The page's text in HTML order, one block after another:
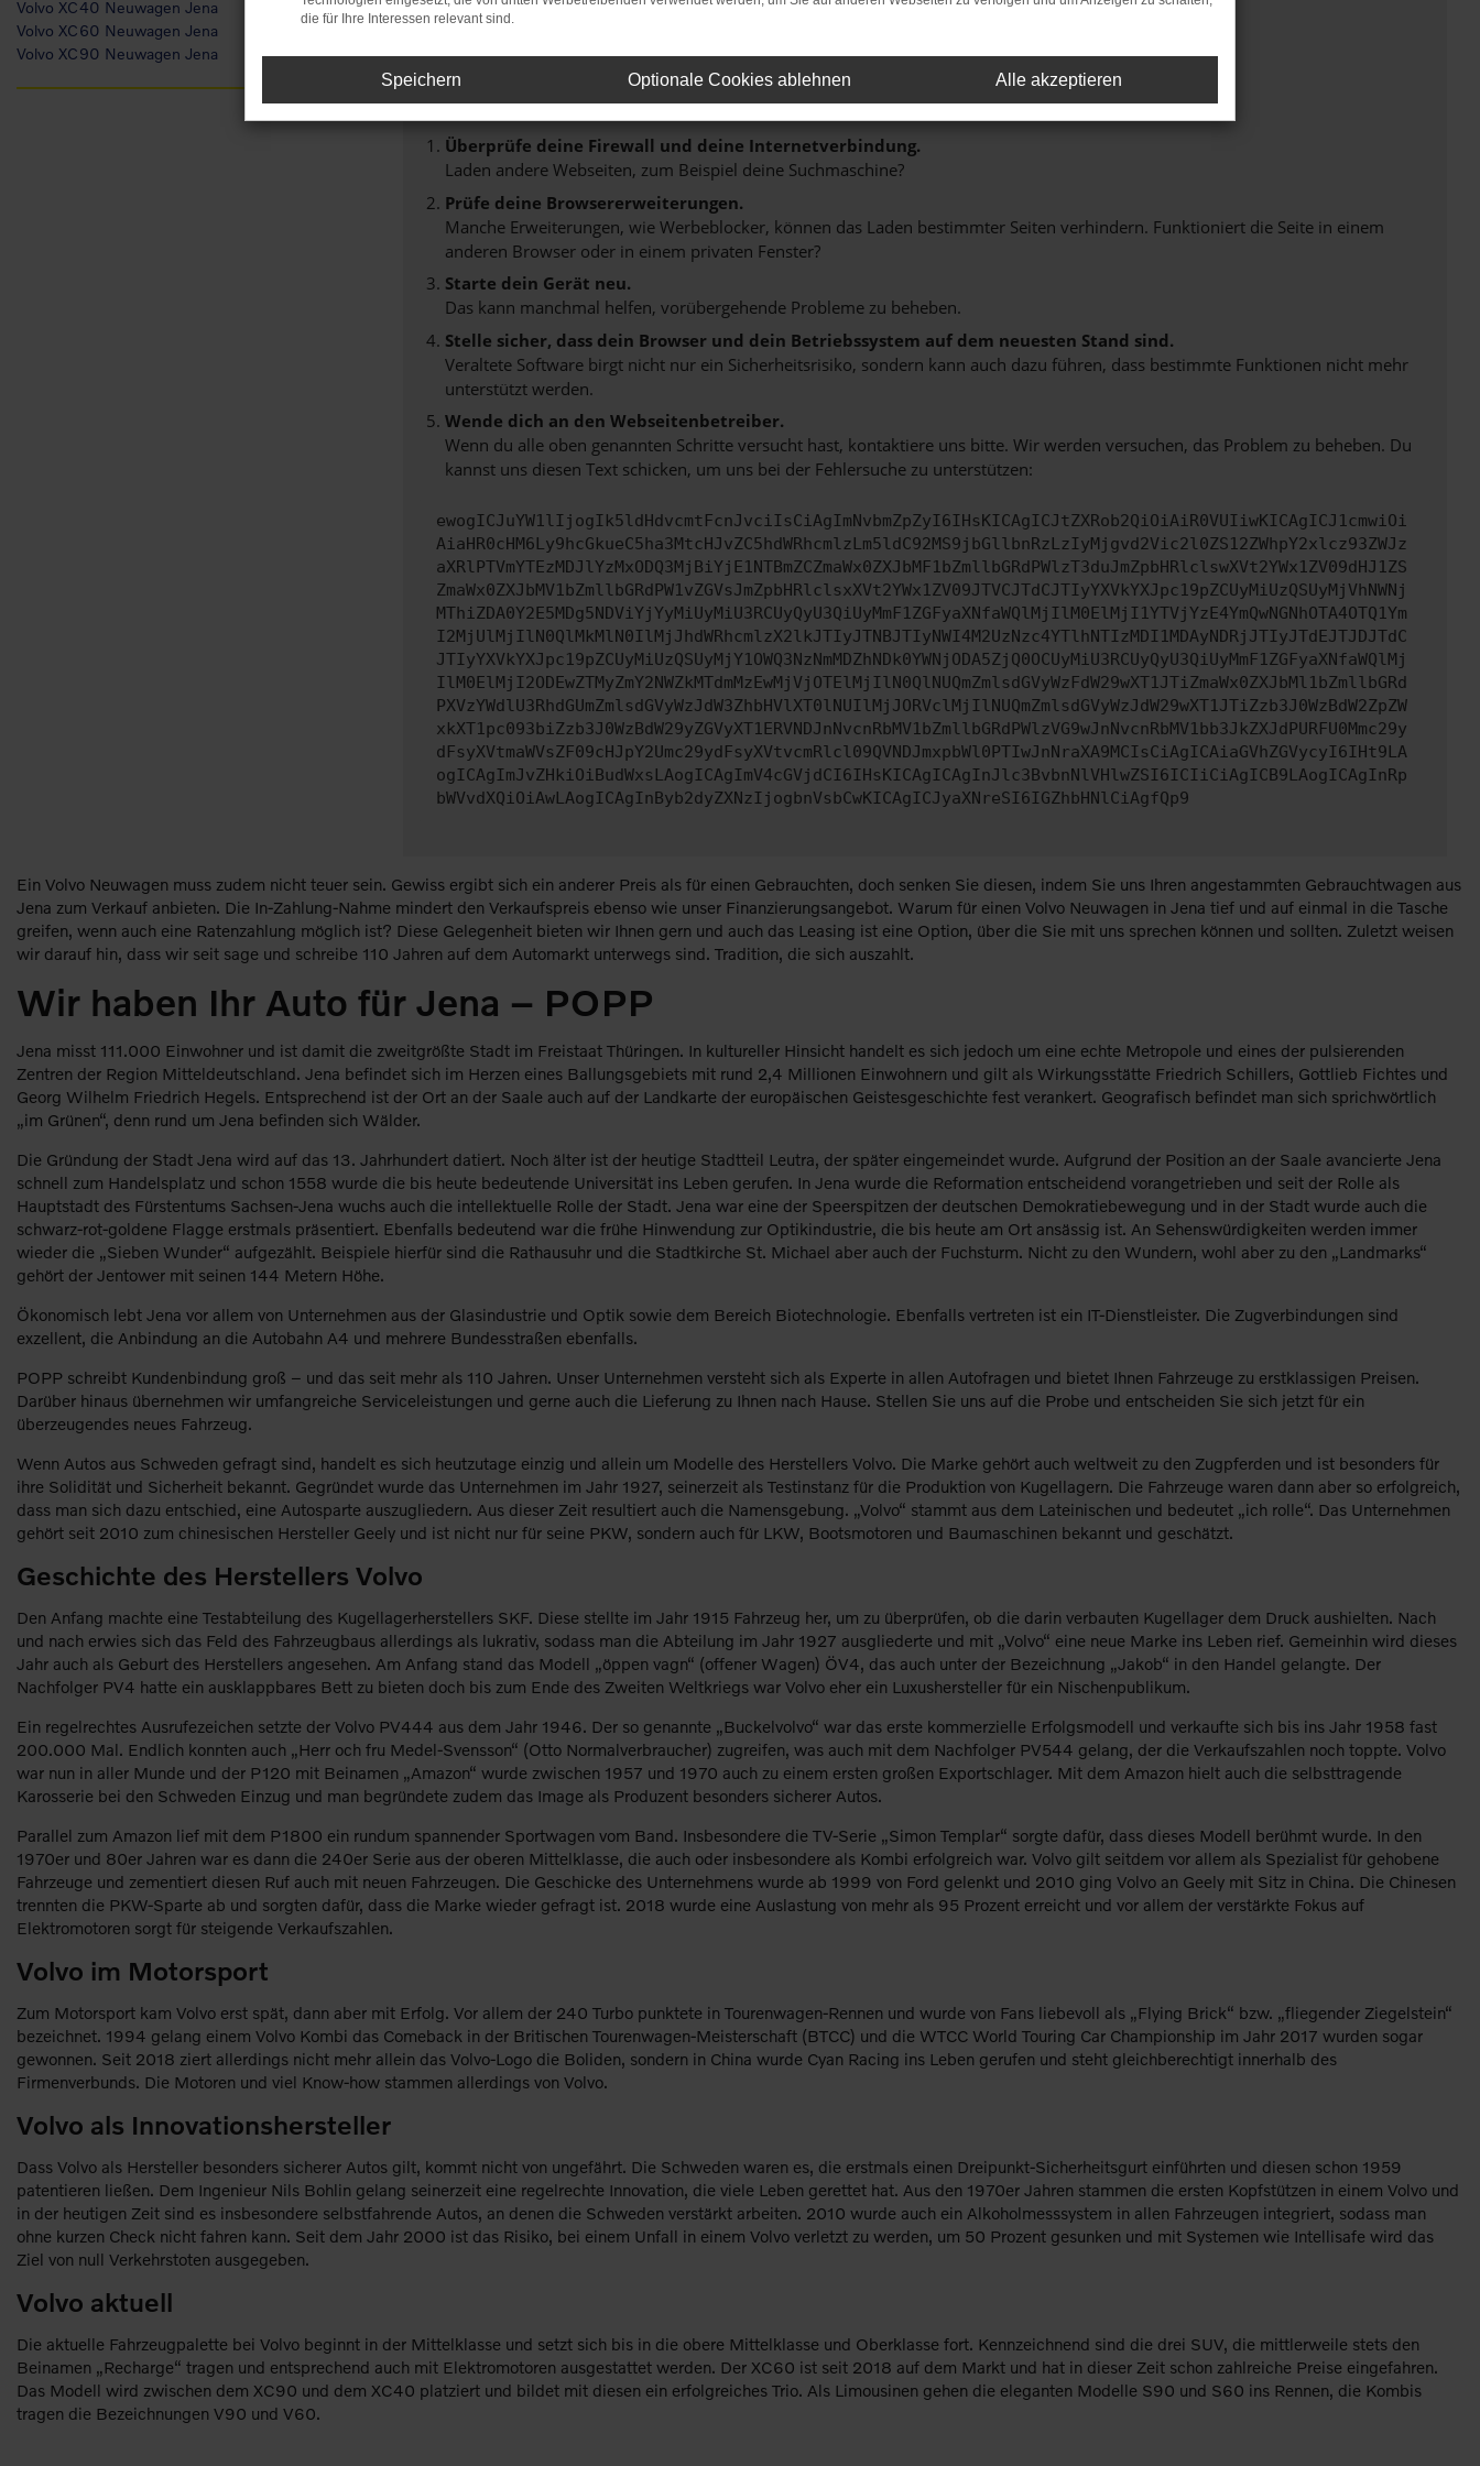
Volvo XC40 Neuwagen Jena
Volvo XC60 Neuwagen Jena
Volvo XC90 Neuwagen Jena
Fehler: Network Error
Beim Laden ist ein Fehler aufgetreten.
Hier sind ein paar Tipps, die dir helfen können:
Überprüfe deine Firewall und deine Internetverbindung.
Laden andere Webseiten, zum Beispiel deine Suchmaschine?
Prüfe deine Browsererweiterungen.
Manche Erweiterungen, wie Werbeblocker, können das Laden bestimmter Seiten verhindern. Funktioniert die Seite in einem
anderen Browser oder in einem privaten Fenster?
Starte dein Gerät neu.
Das kann manchmal helfen, vorübergehende Probleme zu beheben.
Stelle sicher, dass dein Browser und dein Betriebssystem auf dem neuesten Stand sind.
Veraltete Software birgt nicht nur ein Sicherheitsrisiko, sondern kann auch dazu führen, dass bestimmte Funktionen nicht mehr
unterstützt werden.
Wende dich an den Webseitenbetreiber.
Wenn du alle oben genannten Schritte versucht hast, kontaktiere uns bitte. Wir werden versuchen, das Problem zu beheben. Du
kannst uns diesen Text schicken, um uns bei der Fehlersuche zu unterstützen:
ewogICJuYW1lIjogIk5ldHdvcmtFcnJvciIsCiAgImNvbmZpZyI6IHsKICAgICJtZXRob2QiOiAiR0VUIiwKICAgICJ1cmwiOi
AiaHR0cHM6Ly9hcGkueC5ha3MtcHJvZC5hdWRhcmlzLm5ldC92MS9jbGllbnRzLzIyMjgvd2Vic2l0ZS12ZWhpY2xlcz93ZWJz
aXRlPTVmYTEzMDJlYzMxODQ3MjBiYjE1NTBmZCZmaWx0ZXJbMF1bZmllbGRdPWlzT3duJmZpbHRlclswXVt2YWx1ZV09dHJ1ZS
ZmaWx0ZXJbMV1bZmllbGRdPW1vZGVsJmZpbHRlclsxXVt2YWx1ZV09JTVCJTdCJTIyYXVkYXJpc19pZCUyMiUzQSUyMjVhNWNj
MThiZDA0Y2E5MDg5NDViYjYyMiUyMiU3RCUyQyU3QiUyMmF1ZGFyaXNfaWQlMjIlM0ElMjI1YTVjYzE4YmQwNGNhOTA4OTQ1Ym
I2MjUlMjIlN0QlMkMlN0IlMjJhdWRhcmlzX2lkJTIyJTNBJTIyNWI4M2UzNzc4YTlhNTIzMDI1MDAyNDRjJTIyJTdEJTJDJTdC
JTIyYXVkYXJpc19pZCUyMiUzQSUyMjY1OWQ3NzNmMDZhNDk0YWNjODA5ZjQ0OCUyMiU3RCUyQyU3QiUyMmF1ZGFyaXNfaWQlMj
IlM0ElMjI2ODEwZTMyZmY2NWZkMTdmMzEwMjVjOTElMjIlN0QlNUQmZmlsdGVyWzFdW29wXT1JTiZmaWx0ZXJbMl1bZmllbGRd
PXVzYWdlU3RhdGUmZmlsdGVyWzJdW3ZhbHVlXT0lNUIlMjJORVclMjIlNUQmZmlsdGVyWzJdW29wXT1JTiZzb3J0WzBdW2ZpZW
xkXT1pc093biZzb3J0WzBdW29yZGVyXT1ERVNDJnNvcnRbMV1bZmllbGRdPWlzVG9wJnNvcnRbMV1bb3JkZXJdPURFU0Mmc29y
dFsyXVtmaWVsZF09cHJpY2Umc29ydFsyXVtvcmRlcl09QVNDJmxpbWl0PTIwJnNraXA9MCIsCiAgICAiaGVhZGVycyI6IHt9LA
ogICAgImJvZHkiOiBudWxsLAogICAgImV4cGVjdCI6IHsKICAgICAgInJlc3BvbnNlVHlwZSI6ICIiCiAgICB9LAogICAgInRp
bWVvdXQiOiAwLAogICAgInByb2dyZXNzIjogbnVsbCwKICAgICJyaXNreSI6IGZhbHNlCiAgfQp9
Ein Volvo Neuwagen muss zudem nicht teuer sein. Gewiss ergibt sich ein anderer Preis als für einen Gebrauchten, doch senken Sie diesen, indem Sie uns Ihren angestammten Gebrauchtwagen aus
Jena zum Verkauf anbieten. Die In-Zahlung-Nahme mindert den Verkaufspreis ebenso wie unser Finanzierungsangebot. Warum für einen Volvo Neuwagen in Jena tief und auf einmal in die Tasche
greifen, wenn auch eine Ratenzahlung möglich ist? Diese Gelegenheit bieten wir Ihnen gern und auch das Leasing ist eine Option, über die Sie mit uns sprechen können und sollten. Zuletzt weisen
wir darauf hin, dass wir seit sage und schreibe 110 Jahren auf dem Automarkt unterwegs sind. Tradition, die sich auszahlt.
Wir haben Ihr Auto für Jena – POPP
Jena misst 111.000 Einwohner und ist damit die zweitgrößte Stadt im Freistaat Thüringen. In kultureller Hinsicht handelt es sich jedoch um eine echte Metropole und eines der pulsierenden
Zentren der Region Mitteldeutschland. Jena befindet sich im Herzen eines Ballungsgebiets mit rund 2,4 Millionen Einwohnern und gilt als Wirkungsstätte Friedrich Schillers, Gottlieb Fichtes und
Georg Wilhelm Friedrich Hegels. Entsprechend ist der Ort an der Saale auch auf der Landkarte der europäischen Geistesgeschichte fest verankert. Geografisch befindet man sich sprichwörtlich
„im Grünen“, denn rund um Jena befinden sich Wälder.
Die Gründung der Stadt Jena wird auf das 13. Jahrhundert datiert. Noch älter ist der heutige Stadtteil Leutra, der später eingemeindet wurde. Aufgrund der Position an der Saale avancierte Jena
schnell zum Handelsplatz und schon 1558 wurde die bis heute bedeutende Universität ins Leben gerufen. In Jena wurde die Reformation entscheidend vorangetrieben und seit der Rolle als
Hauptstadt des Fürstentums Sachsen-Jena wuchs auch die intellektuelle Rolle der Stadt. Jena war eine der Speerspitzen der deutschen Demokratiebewegung und in der Stadt wurde auch die
schwarz-rot-goldene Flagge erstmals präsentiert. Ebenfalls bedeutend war die frühe Hinwendung zur Optikindustrie, die bis heute am Ort ansässig ist. An Sehenswürdigkeiten werden immer
wieder die „Sieben Wunder“ aufgezählt. Beispiele hierfür sind die Rathausuhr und die Stadtkirche St. Michael aber auch der Fuchsturm. Nicht zu den Wundern, wohl aber zu den „Landmarks“
gehört der Jentower mit seinen 144 Metern Höhe.
Ökonomisch lebt Jena vor allem von Unternehmen aus der Glasindustrie und Optik sowie dem Bereich Biotechnologie. Ebenfalls vertreten ist ein IT-Dienstleister. Die Zugverbindungen sind
exzellent, die Anbindung an die Autobahn A4 und mehrere Bundesstraßen ebenfalls.
POPP schreibt Kundenbindung groß – und das seit mehr als 110 Jahren. Unser Unternehmen versteht sich als Experte in allen Autofragen und bietet Ihnen Fahrzeuge zu erstklassigen Preisen.
Darüber hinaus übernehmen wir umfangreiche Serviceleistungen und gerne auch die Lieferung zu Ihnen nach Hause. Stellen Sie uns auf die Probe und entscheiden Sie sich jetzt für ein
überzeugendes neues Fahrzeug.
Wenn Autos aus Schweden gefragt sind, handelt es sich heutzutage einzig und allein um Modelle des Herstellers Volvo. Die Marke gehört auch weltweit zu den Zugpferden und ist besonders für
ihre Solidität und Sicherheit bekannt. Gegründet wurde das Unternehmen im Jahr 1927, seinerzeit als Testinstanz für die Produktion von Kugellagern. Die Fahrzeuge waren dann aber so erfolgreich,
dass man sich dazu entschied, eine Autosparte auszugliedern. Aus dieser Zeit resultiert auch die Namensgebung. „Volvo“ stammt aus dem Lateinischen und bedeutet „ich rolle“. Das Unternehmen
gehört seit 2010 zum chinesischen Hersteller Geely und ist nicht nur für seine PKW, sondern auch für LKW, Bootsmotoren und Baumaschinen bekannt und geschätzt.
Geschichte des Herstellers Volvo
Den Anfang machte eine Testabteilung des Kugellagerherstellers SKF. Diese stellte im Jahr 1915 Fahrzeug her, um zu überprüfen, ob die darin verbauten Kugellager dem Druck aushielten. Nach
und nach erwies sich das Feld des Fahrzeugbaus allerdings als lukrativ, sodass man die Abteilung im Jahr 1927 ausgliederte und mit „Volvo“ eine neue Marke ins Leben rief. Gemeinhin wird dieses
Jahr auch als Geburt des Herstellers angesehen. Am Anfang stand das Modell „öppen vagn“ (offener Wagen) ÖV4, das auch unter der Bezeichnung „Jakob“ in den Handel gelangte. Der
Nachfolger PV4 hatte ein ausklappbares Bett zu bieten doch bis zum Ende des Zweiten Weltkriegs war Volvo eher ein Luxushersteller für ein Nischenpublikum.
Ein regelrechtes Ausrufezeichen setzte der Volvo PV444 aus dem Jahr 1946. Der so genannte „Buckelvolvo“ war das erste kommerzielle Erfolgsmodell und verkaufte sich bis ins Jahr 1958 fast
200.000 Mal. Endlich konnten auch „Herr och fru Medel-Svensson“ (Otto Normalverbraucher) zugreifen, was auch mit dem Nachfolger PV544 gelang, der die Verkaufszahlen noch toppte. Volvo
war nun in aller Munde und der P120 mit Beinamen „Amazon“ wurde zwischen 1957 und 1970 auch zu einem ersten großen Exportschlager. Mit dem Amazon hielt auch die selbsttragende
Karosserie bei den Schweden Einzug und man begründete zudem das Image als Produzent besonders sicherer Autos.
Parallel zum Amazon lief mit dem P1800 ein rundum spannender Sportwagen vom Band. Insbesondere die TV-Serie „Simon Templar“ sorgte dafür, dass dieses Modell berühmt wurde. In den
1970er und 80er Jahren war es dann die 240er Serie aus der oberen Mittelklasse, die auch oder insbesondere als Kombi erfolgreich war. Volvo gilt seitdem vor allem als Spezialist für gehobene
Fahrzeuge und zementiert diesen Ruf auch mit neuen Fahrzeugen. Die Geschicke des Unternehmens wurde ab 1999 von Ford gelenkt und 2010 ging Volvo an Geely mit Sitz in China. Die Chinesen
trennten die PKW-Sparte ab und sorgten dafür, dass die Marke wieder gefragt ist. 2018 wurde eine Auslastung von mehr als 95 Prozent erreicht und vor allem der verstärkte Fokus auf
Elektromotoren sorgt für steigende Verkaufszahlen.
Volvo im Motorsport
Zum Motorsport kam Volvo erst spät, dann aber mit Erfolg. Vor allem der 240 Turbo punktete in Tourenwagen-Rennen und wurde von Fans liebevoll als „Flying Brick“ bzw. „fliegender Ziegelstein“
bezeichnet. 1994 gelang einem Volvo Kombi das Comeback in der Britischen Tourenwagen-Meisterschaft (BTCC) und die WTCC World Touring Car Championship im Jahr 2017 wurden sogar
gewonnen. Seit 2018 ziert allerdings nicht mehr allein das Volvo-Logo die Boliden, sondern in China wurde Cyan Racing ins Leben gerufen und steht gleichberechtigt innerhalb des
Firmenverbunds. Die Motoren und viel Know-how stammen allerdings von Volvo.
Volvo als Innovationshersteller
Dass Volvo als Hersteller besonders sicherer Autos gilt, kommt nicht von ungefährt. Die Schweden waren es, die erstmals einen Dreipunkt-Sicherheitsgurt einführten und diesen schon 1959
patentieren ließen. Dem Ingenieur Nils Bohlin gelang seinerzeit eine regelrechte Innovation, die viele Leben gerettet hat. Aus den 1970er Jahren stammen die ersten Kopfstützen in einem Volvo und
in der heutigen Zeit sind es insbesondere selbstfahrende Autos, an denen die Schweden verstärkt arbeiten. 2010 wurde auch ein Alkoholmesssystem in allen Fahrzeugen integriert, sodass man
ohne kurzen Check nicht fahren kann. Seit dem Jahr 2000 ist das Risiko, bei einem Unfall in einem Volvo verletzt zu werden, um 50 Prozent gesunken und mit Systemen wie Intellisafe wird das
Ziel von null Verkehrstoten ausgegeben.
Volvo aktuell
Die aktuelle Fahrzeugpalette bei Volvo beginnt in der Mittelklasse und setzt sich bis in die obere Mittelklasse und Oberklasse fort. Kennzeichnend sind die drei SUV, die mittlerweile stets den
Beinamen „Recharge“ tragen und entsprechend auch mit Elektromotoren ausgestattet werden. Der XC60 ist seit 2018 auf dem Markt und hat in dieser Zeit schon zahlreiche Preise eingefahren.
Das Modell wird zwischen dem XC90 und dem XC40 platziert und bildet mit diesen ein erfolgreiches Trio. Als Limousinen gehen die eleganten Modelle S90 und S60 ins Rennen, die Kombis
tragen die Bezeichnungen V90 und V60.
die für Ihre Interessen relevant sind.
Speichern Optionale Cookies ablehnen Alle akzeptieren